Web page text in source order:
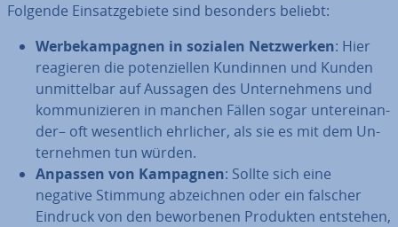
Folgende Ein­satz­ge­bie­te sind besonders beliebt:
Wer­be­kam­pa­gnen in sozialen Netz­wer­ken: Hier
reagieren die po­ten­zi­el­len Kundinnen und Kunden
un­mit­tel­bar auf Aussagen des Un­ter­neh­mens und
kom­mu­ni­zie­ren in manchen Fällen sogar un­ter­ein­an­
der– oft we­sent­lich ehrlicher, als sie es mit dem Un­
ter­neh­men tun würden.
Anpassen von Kampagnen: Sollte sich eine
negative Stimmung ab­zeich­nen oder ein falscher
Eindruck von den be­wor­be­nen Produkten entstehen,